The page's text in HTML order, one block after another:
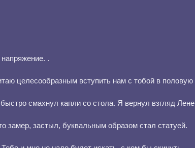
.
целесообразным вступить нам с тобой в половую
смахнул капли со стола. Я вернул взгляд Лене
застыл, буквальным образом стал статуей.